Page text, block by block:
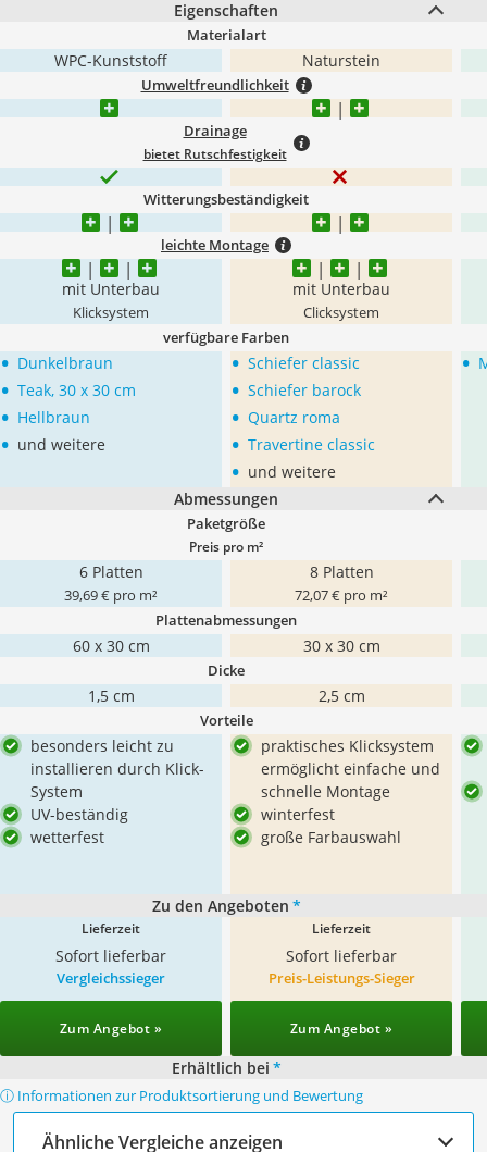
Eigenschaften
Materialart
WPC-Kunststoff Naturstein
Umweltfreundlichkeit
Drainage
bietet Rutschfestigkeit
Witterungsbeständigkeit
leichte Montage
mit Unterbau
Klicksystem
mit Unterbau
Clicksystem
verfügbare Farben
• Dunkelbraun
• Teak, 30 x 30 cm
• Hellbraun
• und weitere
• Schiefer classic
• Schiefer barock
• Quartz roma
• Travertine classic
• und weitere
•
Abmessungen
Paketgröße
Preis pro m²
6 Platten
39,69 € pro m²
8 Platten
72,07 € pro m²
Plattenabmessungen
60 x 30 cm 30 x 30 cm
Dicke
1,5 cm 2,5 cm
Vorteile
besonders leicht zu
installieren durch Klick-
System
UV-beständig
wetterfest
praktisches Klicksystem
ermöglicht einfache und
schnelle Montage
winterfest
große Farbauswahl
Zu den Angeboten *
Lieferzeit
Sofort lieferbar
Lieferzeit
Sofort lieferbar
Vergleichssieger
Zum Angebot »
Preis-Leistungs-Sieger
Zum Angebot »
Erhältlich bei *
ⓘ Informationen zur Produktsortierung und Bewertung
Ähnliche Vergleiche anzeigen